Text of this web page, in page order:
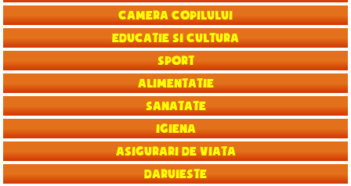
Camera copilului
Educatie si Cultura
Sport
Alimentatie
Sanatate
Igiena
Asigurari de viata
Daruieste